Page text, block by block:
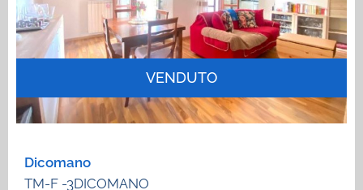
VENDUTO
Dicomano
TM-F -3DICOMANO